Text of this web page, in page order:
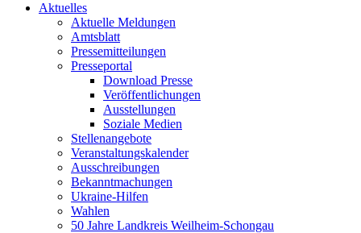
Aktuelles
Aktuelle Meldungen
Amtsblatt
Pressemitteilungen
Presseportal
Download Presse
Veröffentlichungen
Ausstellungen
Soziale Medien
Stellenangebote
Veranstaltungskalender
Ausschreibungen
Bekanntmachungen
Ukraine-Hilfen
Wahlen
50 Jahre Landkreis Weilheim-Schongau